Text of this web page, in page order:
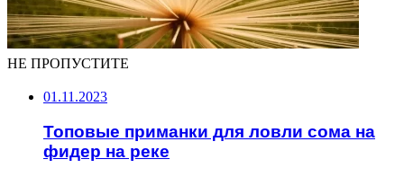
НЕ ПРОПУСТИТЕ
01.11.2023
Топовые приманки для ловли сома на
фидер на реке